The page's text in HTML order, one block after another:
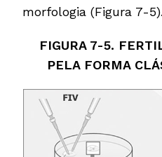
morfologia (Figura 7-5).
FIGURA 7-5.
PELA FORMA